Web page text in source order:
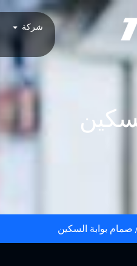
شركة
صمام بوابة السكين